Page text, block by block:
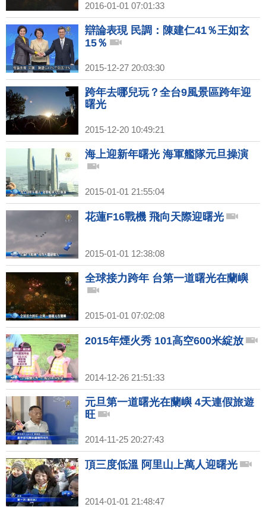
2016-01-01 07:01:33
辯論表現 民調：陳建仁41％王如玄
15％
2015-12-27 20:03:30
跨年去哪兒玩？全台9風景區跨年迎
曙光
2015-12-20 10:49:21
海上迎新年曙光 海軍艦隊元旦操演
2015-01-01 21:55:04
花蓮F16戰機 飛向天際迎曙光
2015-01-01 12:38:08
全球接力跨年 台第一道曙光在蘭嶼
2015-01-01 07:02:08
2015年煙火秀 101高空600米綻放
2014-12-26 21:51:33
元旦第一道曙光在蘭嶼 4天連假旅遊
旺
2014-11-25 20:27:43
頂三度低溫 阿里山上萬人迎曙光
2014-01-01 21:48:47